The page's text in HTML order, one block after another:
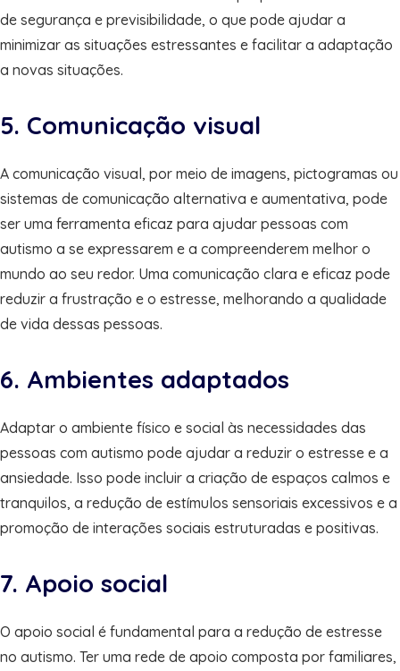
de segurança e previsibilidade, o que pode ajudar a
minimizar as situações estressantes e facilitar a adaptação
a novas situações.
5. Comunicação visual
A comunicação visual, por meio de imagens, pictogramas ou
sistemas de comunicação alternativa e aumentativa, pode
ser uma ferramenta eficaz para ajudar pessoas com
autismo a se expressarem e a compreenderem melhor o
mundo ao seu redor. Uma comunicação clara e eficaz pode
reduzir a frustração e o estresse, melhorando a qualidade
de vida dessas pessoas.
6. Ambientes adaptados
Adaptar o ambiente físico e social às necessidades das
pessoas com autismo pode ajudar a reduzir o estresse e a
ansiedade. Isso pode incluir a criação de espaços calmos e
tranquilos, a redução de estímulos sensoriais excessivos e a
promoção de interações sociais estruturadas e positivas.
7. Apoio social
O apoio social é fundamental para a redução de estresse
no autismo. Ter uma rede de apoio composta por familiares,